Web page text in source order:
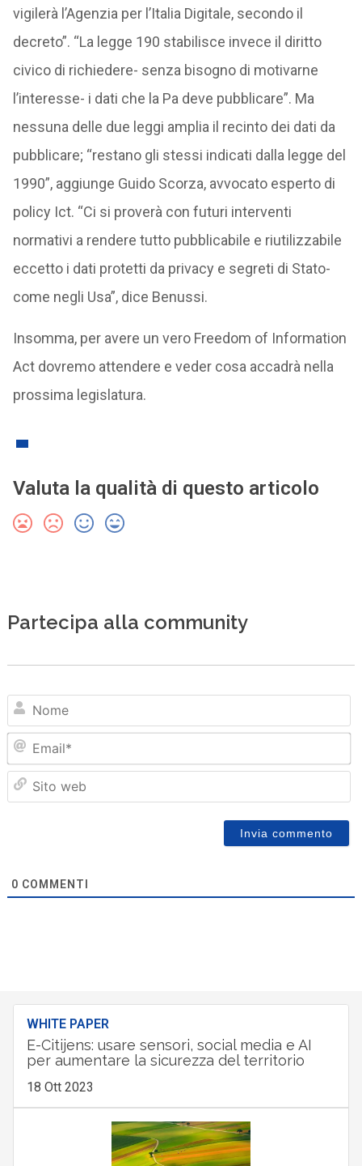
vigilerà l’Agenzia per l’Italia Digitale, secondo il
decreto”. “La legge 190 stabilisce invece il diritto
civico di richiedere- senza bisogno di motivarne
l’interesse- i dati che la Pa deve pubblicare”. Ma
nessuna delle due leggi amplia il recinto dei dati da
pubblicare; “restano gli stessi indicati dalla legge del
1990”, aggiunge Guido Scorza, avvocato esperto di
policy Ict. “Ci si proverà con futuri interventi
normativi a rendere tutto pubblicabile e riutilizzabile
eccetto i dati protetti da privacy e segreti di Stato-
come negli Usa”, dice Benussi.
Insomma, per avere un vero Freedom of Information
Act dovremo attendere e veder cosa accadrà nella
prossima legislatura.
Valuta la qualità di questo articolo
Partecipa alla community
0 COMMENTI
WHITE PAPER
E-Citijens: usare sensori, social media e AI
per aumentare la sicurezza del territorio
18 Ott 2023